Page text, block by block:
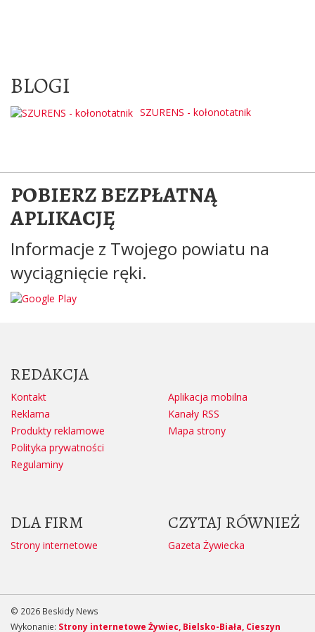
BLOGI
SZURENS - kołonotatnik
POBIERZ BEZPŁATNĄ
APLIKACJĘ
Informacje z Twojego powiatu na
wyciągnięcie ręki.
REDAKCJA
Kontakt
Reklama
Produkty reklamowe
Polityka prywatności
Regulaminy
Aplikacja mobilna
Kanały RSS
Mapa strony
DLA FIRM
Strony internetowe
CZYTAJ RÓWNIEŻ
Gazeta Żywiecka
© 2026 Beskidy News
Wykonanie: Strony internetowe Żywiec, Bielsko-Biała, Cieszyn